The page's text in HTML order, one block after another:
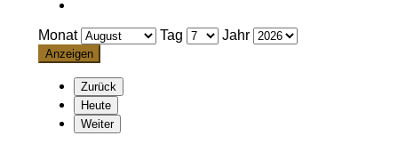
Monat Tag Jahr
Zurück
Heute
Weiter